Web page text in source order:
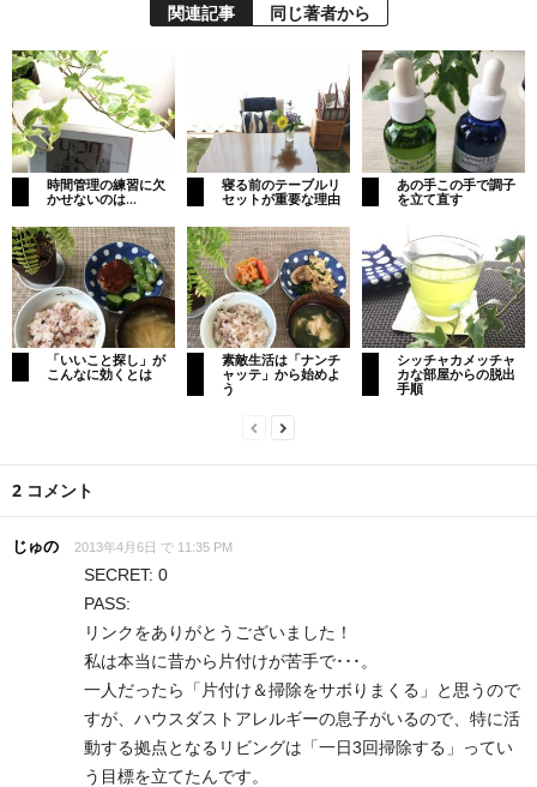
関連記事 同じ著者から
時間管理の練習に欠
かせないのは…
寝る前のテーブルリ
セットが重要な理由
あの手この手で調子
を立て直す
「いいこと探し」が
こんなに効くとは
素敵生活は「ナンチ
ャッテ」から始めよ
う
シッチャカメッチャ
カな部屋からの脱出
手順
2 コメント
じゅの 2013年4月6日 で 11:35 PM
SECRET: 0
PASS:
リンクをありがとうございました！
私は本当に昔から片付けが苦手で･･･。
一人だったら「片付け＆掃除をサボりまくる」と思うので
すが、ハウスダストアレルギーの息子がいるので、特に活
動する拠点となるリビングは「一日3回掃除する」ってい
う目標を立てたんです。